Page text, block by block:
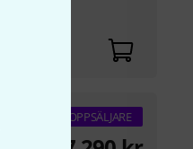
TOPPSÄLJARE